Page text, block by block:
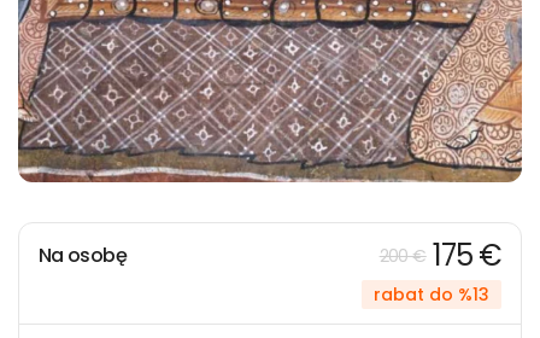
Na osobę 200 € 175 €
rabat do %13